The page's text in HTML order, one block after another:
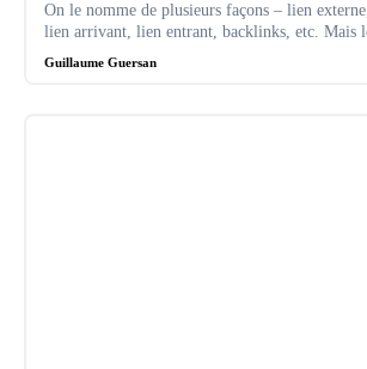
On le nomme de plusieurs façons – lien
lien arrivant, lien entrant, backlinks, etc. Mais
Guillaume Guersan